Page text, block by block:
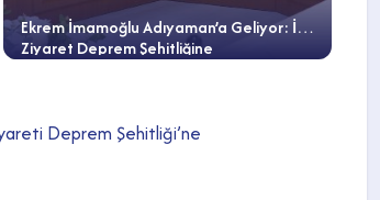
Ekrem İmamoğlu Adıyaman’a Geliyor: İlk
Ziyaret Deprem Şehitliğine
Deprem Şehitliği’ne